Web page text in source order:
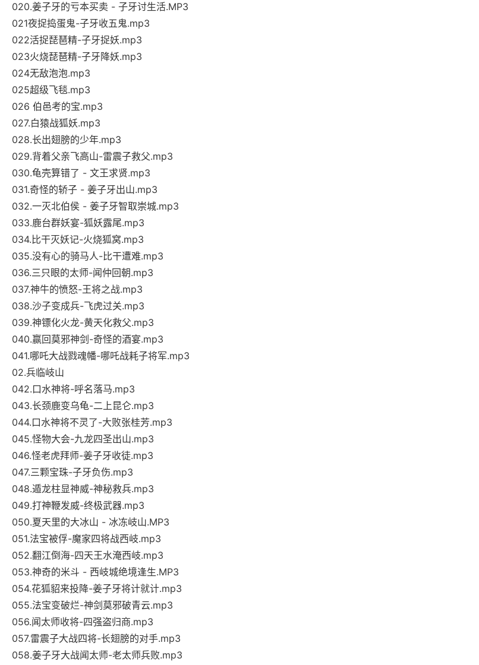
020.姜子牙的亏本买卖 - 子牙讨生活.MP3
021夜捉捣蛋鬼-子牙收五鬼.mp3
022活捉琵琶精-子牙捉妖.mp3
023火烧琵琶精-子牙降妖.mp3
024无敌泡泡.mp3
025超级飞毯.mp3
026 伯邑考的宝.mp3
027.白猿战狐妖.mp3
028.长出翅膀的少年.mp3
029.背着父亲飞高山-雷震子救父.mp3
030.龟壳算错了 - 文王求贤.mp3
031.奇怪的轿子 - 姜子牙出山.mp3
032.一灭北伯侯 - 姜子牙智取崇城.mp3
033.鹿台群妖宴-狐妖露尾.mp3
034.比干灭妖记-火烧狐窝.mp3
035.没有心的骑马人-比干遭难.mp3
036.三只眼的太师-闻仲回朝.mp3
037.神牛的愤怒-王将之战.mp3
038.沙子变成兵-飞虎过关.mp3
039.神镖化火龙-黄天化救父.mp3
040.赢回莫邪神剑-奇怪的酒宴.mp3
041.哪吒大战戮魂幡-哪吒战耗子将军.mp3
02.兵临岐山
042.口水神将-呼名落马.mp3
043.长颈鹿变乌龟-二上昆仑.mp3
044.口水神将不灵了-大败张桂芳.mp3
045.怪物大会-九龙四圣出山.mp3
046.怪老虎拜师-姜子牙收徒.mp3
047.三颗宝珠-子牙负伤.mp3
048.遁龙柱显神威-神秘救兵.mp3
049.打神鞭发威-终极武器.mp3
050.夏天里的大冰山 - 冰冻岐山.MP3
051.法宝被俘-魔家四将战西岐.mp3
052.翻江倒海-四天王水淹西岐.mp3
053.神奇的米斗 - 西岐城绝境逢生.MP3
054.花狐貂来投降-姜子牙将计就计.mp3
055.法宝变破烂-神剑莫邪破青云.mp3
056.闻太师收将-四强盗归商.mp3
057.雷震子大战四将-长翅膀的对手.mp3
058.姜子牙大战闻太师-老太师兵败.mp3